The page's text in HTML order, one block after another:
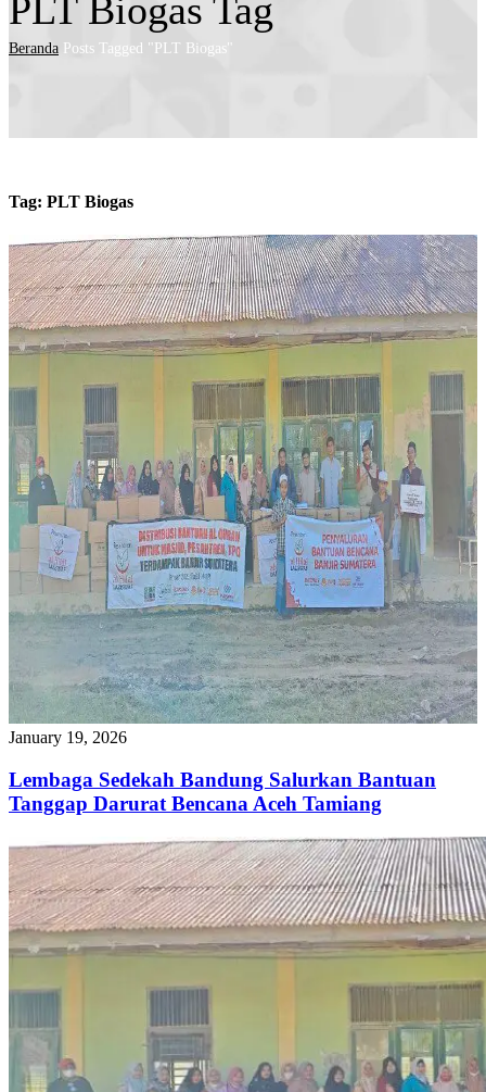
PLT Biogas Tag
Beranda Posts Tagged "PLT Biogas"
Tag: PLT Biogas
January 19, 2026
Lembaga Sedekah Bandung Salurkan Bantuan
Tanggap Darurat Bencana Aceh Tamiang